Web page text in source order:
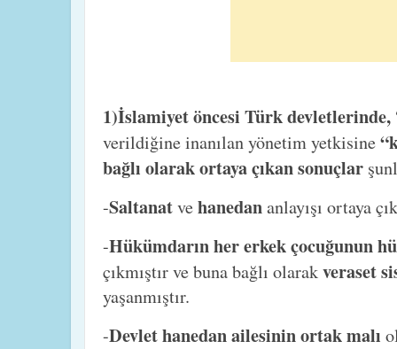
1)İslamiyet öncesi Türk devletlerinde,
verildiğine inanılan yönetim yetkisine
bağlı olarak ortaya çıkan sonuçlar
-Saltanatvehanedananlayışı ortaya
-Hükümdarın her erkek çocuğunun
çıkmıştır ve buna bağlı olarakveraset
yaşanmıştır.
-Devlet hanedan ailesinin ortak malı